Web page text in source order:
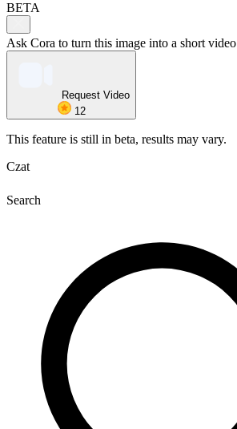
BETA
Ask Cora to turn this image into a short video
Request Video
12
This feature is still in beta, results may vary.
Czat
Search